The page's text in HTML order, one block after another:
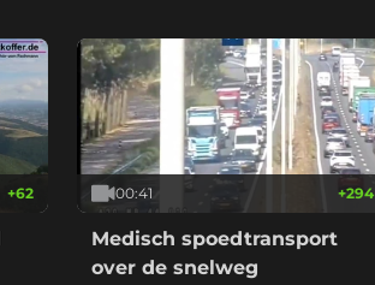
+62 00:41 +294
Medisch spoedtransport
over de snelweg